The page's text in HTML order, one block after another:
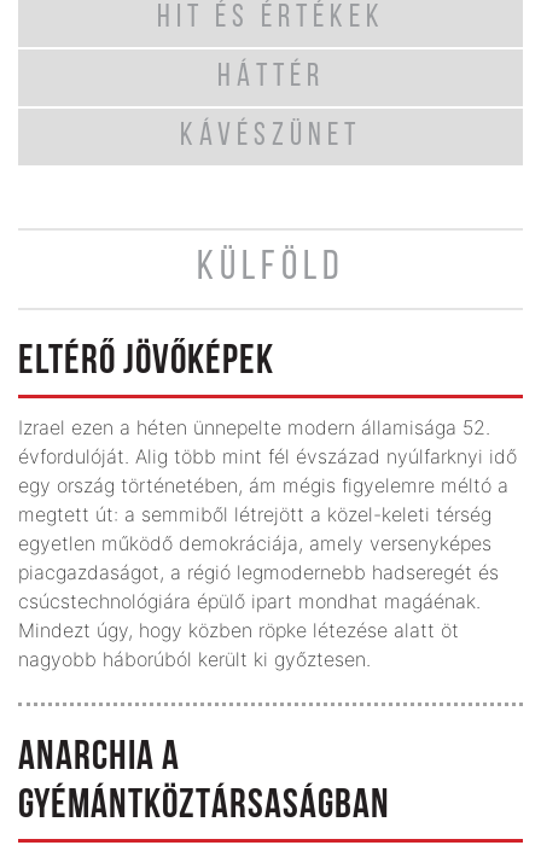
HIT ÉS ÉRTÉKEK
HÁTTÉR
KÁVÉSZÜNET
KÜLFÖLD
ELTÉRŐ JÖVŐKÉPEK
Izrael ezen a héten ünnepelte modern államisága 52.
évfordulóját. Alig több mint fél évszázad nyúlfarknyi idő
egy ország történetében, ám mégis figyelemre méltó a
megtett út: a semmiből létrejött a közel-keleti térség
egyetlen működő demokráciája, amely versenyképes
piacgazdaságot, a régió legmodernebb hadseregét és
csúcstechnológiára épülő ipart mondhat magáénak.
Mindezt úgy, hogy közben röpke létezése alatt öt
nagyobb háborúból került ki győztesen.
ANARCHIA A
GYÉMÁNTKÖZTÁRSASÁGBAN